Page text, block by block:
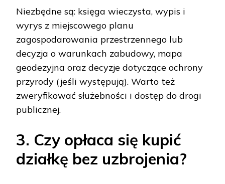
Niezbędne są: księga wieczysta, wypis i
wyrys z miejscowego planu
zagospodarowania przestrzennego lub
decyzja o warunkach zabudowy, mapa
geodezyjna oraz decyzje dotyczące ochrony
przyrody (jeśli występują). Warto też
zweryfikować służebności i dostęp do drogi
publicznej.
3. Czy opłaca się kupić
działkę bez uzbrojenia?